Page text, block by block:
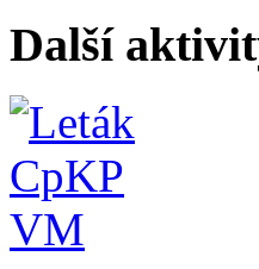
Další